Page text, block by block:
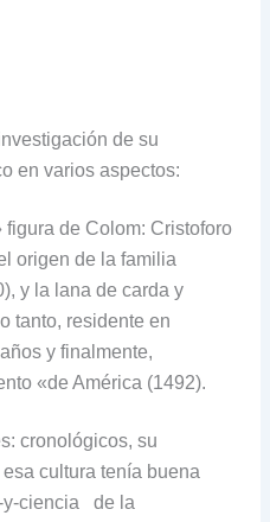
de su
en varios aspectos:
de Colom: Cristoforo
origen de la familia
y la lana de carda y
tanto, residente en
y finalmente,
«de América (1492).
cronológicos, su
cultura tenía buena
y-ciencia
de la